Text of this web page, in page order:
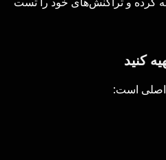
کنید